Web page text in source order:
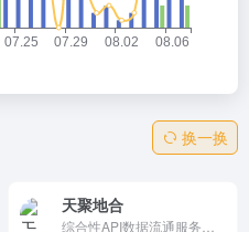
换一换
天聚地合